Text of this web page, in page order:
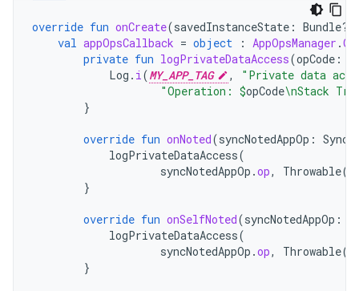
override fun onCreate(savedInstanceState : Bundle?)
val appOpsCallback = object : AppOpsManager .
private fun logPrivateDataAccess(opCode :
Log . i(MY_APP_TAG ,
"Private data
"Operation: $opCode\nStack
}
override fun onNoted(syncNotedAppOp :
logPrivateDataAccess(
syncNotedAppOp .op, Throwable
}
override fun onSelfNoted(syncNotedAppOp :
logPrivateDataAccess(
syncNotedAppOp .op, Throwable
}